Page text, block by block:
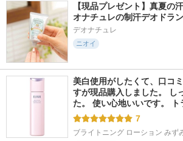
【現品プレゼント】真夏の
オナチュレの制汗デオドラ
デオナチュレ
ニオイ
美白使用がしたくて、口コ
すが現品購入しました。 し
た。 使い心地いいです。
7
ブライトニング ローション みず